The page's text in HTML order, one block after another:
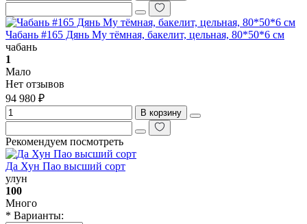
Чабань #165 Дянь Му тёмная, бакелит, цельная, 80*50*6 см
чабань
1
Мало
Нет отзывов
94 980 ₽
В корзину
Рекомендуем посмотреть
Да Хун Пао высший сорт
улун
100
Много
* Варианты: